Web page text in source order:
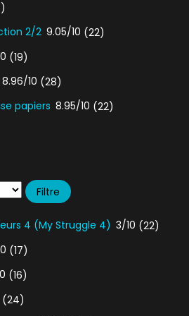
2/2 9.05/10 (22)
(19)
8.96/10 (28)
papiers 8.95/10 (22)
4 (My Struggle 4) 3/10 (22)
(17)
(16)
(24)